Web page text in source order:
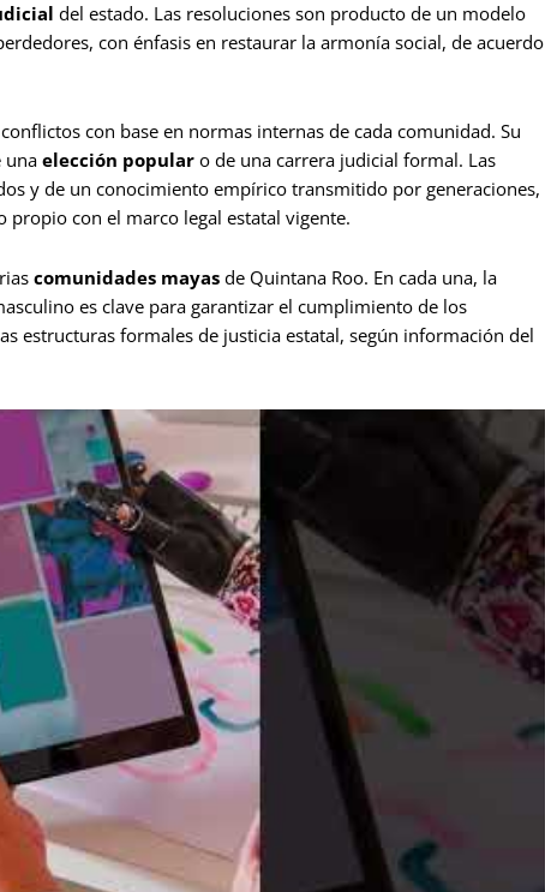
del estado. Las resoluciones son producto de un modelo
con énfasis en restaurar la armonía social, de acuerdo
con base en normas internas de cada comunidad. Su
una elección popular o de una carrera judicial formal. Las
y de un conocimiento empírico transmitido por generaciones,
con el marco legal estatal vigente.
comunidades mayas de Quintana Roo. En cada una, la
es clave para garantizar el cumplimiento de los
estructuras formales de justicia estatal, según información del